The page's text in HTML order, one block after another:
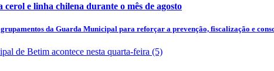
e linha chilena durante o mês de agosto
da Guarda Municipal para reforçar a prevenção, fiscalização e